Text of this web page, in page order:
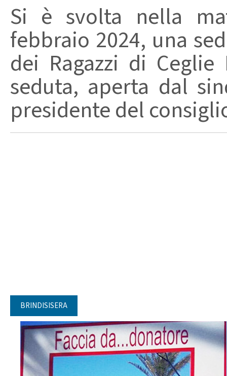
Si è svolta nella
febbraio 2024, una
dei Ragazzi di
seduta, aperta dal
presidente del
BRINDISISERA